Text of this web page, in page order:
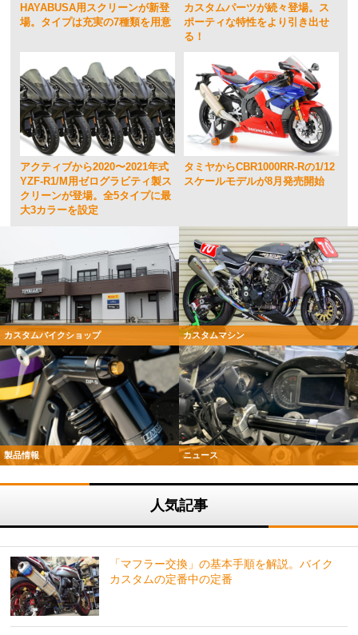
HAYABUSA用スクリーンが新登
場。タイプは充実の7種類を用意
カスタムパーツが続々登場。ス
ポーティな特性をより引き出せ
る！
アクティブから2020〜2021年式
YZF-R1/M用ゼログラビティ製ス
クリーンが登場。全5タイプに最
大3カラーを設定
タミヤからCBR1000RR-Rの1/12
スケールモデルが8月発売開始
カスタムバイクショップ カスタムマシン
製品情報 ニュース
人気記事
「マフラー交換」の基本手順を解説。バイク
カスタムの定番中の定番